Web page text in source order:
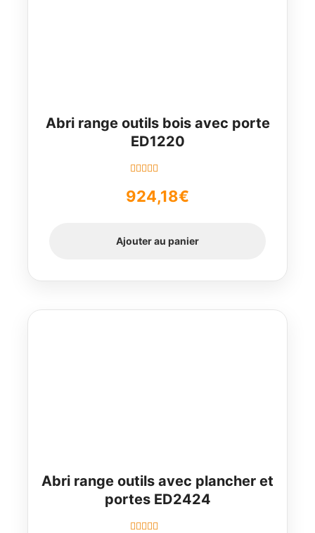
Abri range outils bois avec porte
ED1220
5
924,18€
Ajouter au panier
Abri range outils avec plancher et
portes ED2424